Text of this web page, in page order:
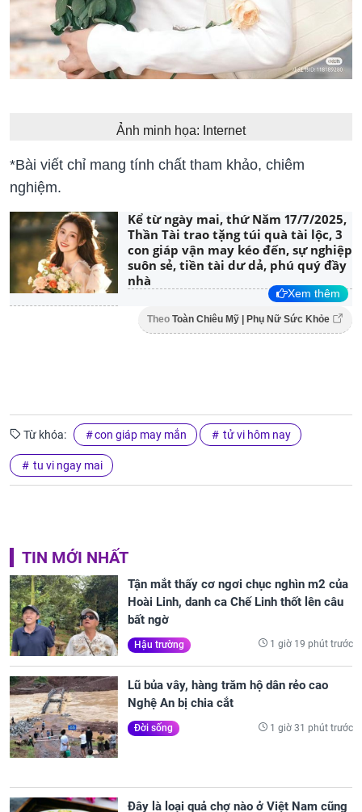
Ảnh minh họa: Internet
*Bài viết chỉ mang tính chất tham khảo, chiêm
nghiệm.
Kể từ ngày mai, thứ Năm 17/7/2025,
Thần Tài trao tặng túi quà tài lộc, 3
con giáp vận may kéo đến, sự nghiệp
suôn sẻ, tiền tài dư dả, phú quý đầy
nhà
Xem thêm
Theo Toàn Chiêu Mỹ | Phụ Nữ Sức Khỏe
Từ khóa: con giáp may mắn tử vi hôm nay
tu vi ngay mai
TIN MỚI NHẤT
Tận mắt thấy cơ ngơi chục nghìn m2 của
Hoài Linh, danh ca Chế Linh thốt lên câu
bất ngờ
Hậu trường 1 giờ 19 phút trước
Lũ bủa vây, hàng trăm hộ dân rẻo cao
Nghệ An bị chia cắt
Đời sống 1 giờ 31 phút trước
Đây là loại quả chợ nào ở Việt Nam cũng